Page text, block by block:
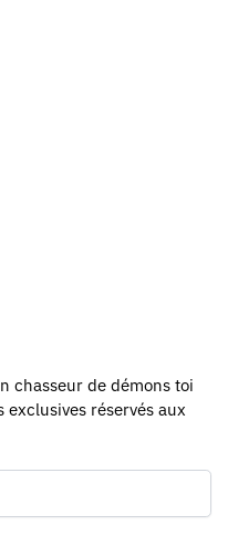
chasseur de démons toi
exclusives réservés aux